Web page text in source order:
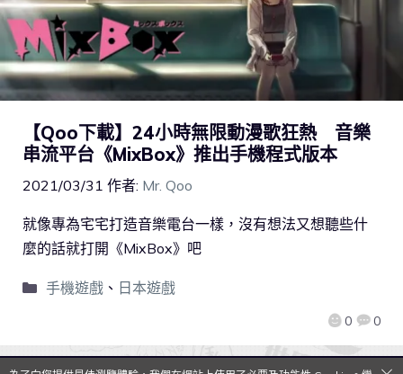
【Qoo下載】24小時無限動漫歌狂熱 音樂
串流平台《MixBox》推出手機程式版本
2021/03/31 作者: Mr. Qoo
0 0
就像專為宅宅打造音樂電台一樣，沒有想法又想聽些什
麼的話就打開《MixBox》吧
手機遊戲、 日本遊戲